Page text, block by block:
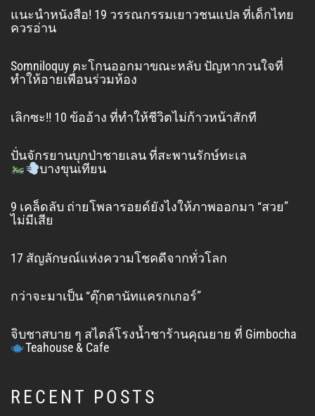
แนะนำหนังสือ! 19 วรรณกรรมเยาวชนแปล ที่เด็กไทย
ควรอ่าน
Somniloquy ตะโกนออกมาขณะหลับ ปัญหากวนใจที่
ทำให้อายเพื่อนร่วมห้อง
เลิกซะ!! 10 ข้ออ้าง ที่ทำให้ชีวิตไม่ก้าวหน้าสักที
ปั่นจักรยานบุกป่าชายเลน ที่สะพานรักษ์ทะเล
บางขุนเทียน
9 เคล็ดลับ ถ่ายโพลารอยด์ยังไงให้ภาพออกมา “สวย”
ไม่มีเสีย
17 สัญลักษณ์แห่งความโชคดีจากทั่วโลก
กว่าจะมาเป็น “ตุ๊กตานัทแครกเกอร์”
จิบชาสบาย ๆ สไตล์โรงน้ำชาร้านคุณยาย ที่ Gimbocha
Teahouse & Cafe
RECENT POSTS